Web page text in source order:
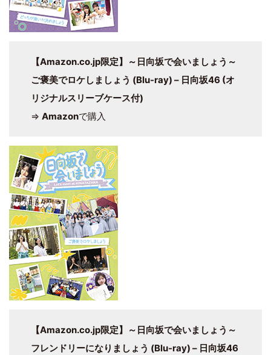
【Amazon.co.jp限定】～日向坂で会いましょう～
ご褒美でロケしましょう (Blu-ray) – 日向坂46 (オ
リジナルスリーブケース付)
⇒ Amazonで購入
【Amazon.co.jp限定】～日向坂で会いましょう～
フレンドリーになりましょう (Blu-ray) – 日向坂46